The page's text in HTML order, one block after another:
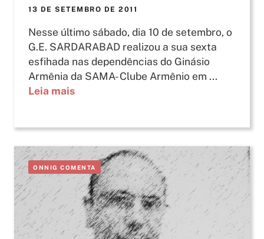
13 DE SETEMBRO DE 2011
Nesse último sábado, dia 10 de setembro, o
G.E. SARDARABAD realizou a sua sexta
esfihada nas dependências do Ginásio
Armênia da SAMA- Clube Armênio em ...
Leia mais
ONNIG COMENTA